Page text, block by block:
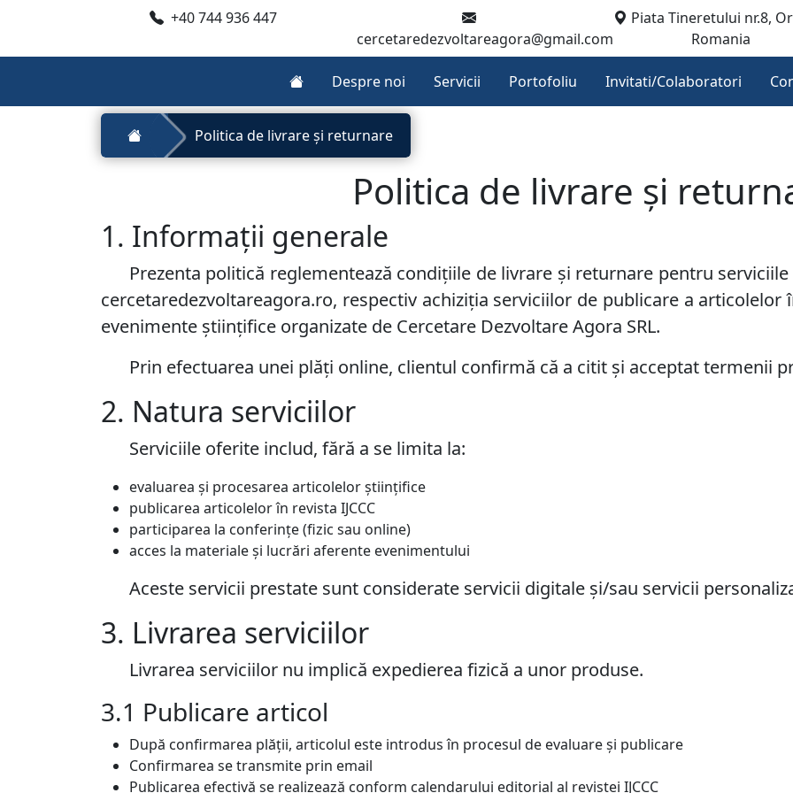
+40 744 936 447
cercetaredezvoltareagora@gmail.com
Piata Tineretului nr.8,
Romania
Despre noi Servicii Portofoliu Invitati/Colaboratori
Politica de livrare și returnare
Politica de livrare și
1. Informații generale
Prezenta politică reglementează condițiile de livrare și returnare pentru
cercetaredezvoltareagora.ro, respectiv achiziția serviciilor de publicare a articolelor
evenimente științifice organizate de Cercetare Dezvoltare Agora SRL.
Prin efectuarea unei plăți online, clientul confirmă că a citit și acceptat termenii
2. Natura serviciilor
Serviciile oferite includ, fără a se limita la:
evaluarea și procesarea articolelor științifice
publicarea articolelor în revista IJCCC
participarea la conferințe (fizic sau online)
acces la materiale și lucrări aferente evenimentului
Aceste servicii prestate sunt considerate servicii digitale și/sau servicii
3. Livrarea serviciilor
Livrarea serviciilor nu implică expedierea fizică a unor produse.
3.1 Publicare articol
După confirmarea plății, articolul este introdus în procesul de evaluare și publicare
Confirmarea se transmite prin email
Publicarea efectivă se realizează conform calendarului editorial al revistei IJCCC